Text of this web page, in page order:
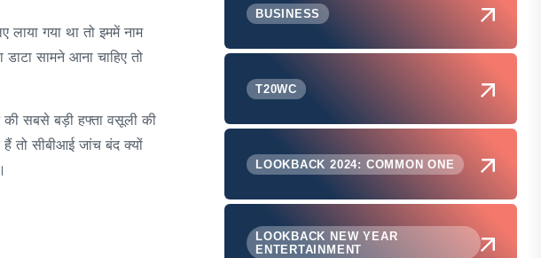
लाया गया था तो इममें नाम
सामने आना चाहिए तो
की सबसे बड़ी हफ्ता वसूली की
तो सीबीआई जांच बंद क्यों
BUSINESS
T20WC
LOOKBACK 2024: COMMON ONE
LOOKBACK NEW YEAR
ENTERTAINMENT